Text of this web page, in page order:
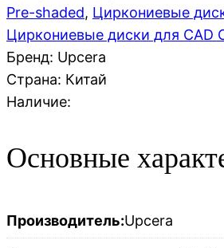
Pre-shaded, Циркониевые
Циркониевые диски для CAD
Бренд: Upcera
Страна: Китай
Наличие:
Основные
Производитель:Upcera